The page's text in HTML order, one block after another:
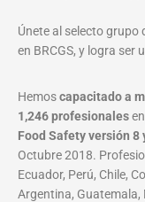
Únete al selecto
en BRCGS, y logra ser
Hemoscapacitado a
1,246 profesionalesen
Food Safety versión 8
Octubre 2018.
Ecuador, Perú, Chile,
Argentina, Guatemala,